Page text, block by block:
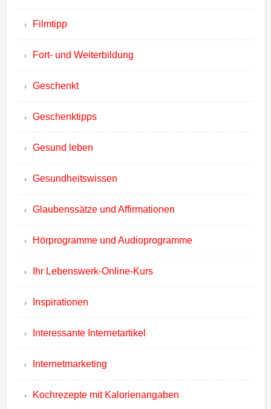
Filmtipp
Fort- und Weiterbildung
Geschenkt
Geschenktipps
Gesund leben
Gesundheitswissen
Glaubenssätze und Affirmationen
Hörprogramme und Audioprogramme
Ihr Lebenswerk-Online-Kurs
Inspirationen
Interessante Internetartikel
Internetmarketing
Kochrezepte mit Kalorienangaben